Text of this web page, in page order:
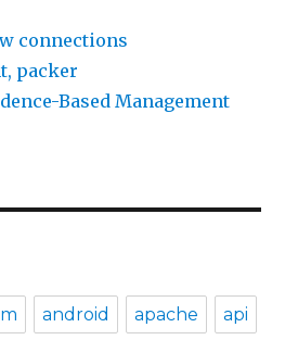
connections
packer
Based Management
android apache api